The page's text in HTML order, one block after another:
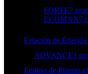
FORTE7
ECOMAX7
Estación de
ADVANCE1
Equipo de Plantas